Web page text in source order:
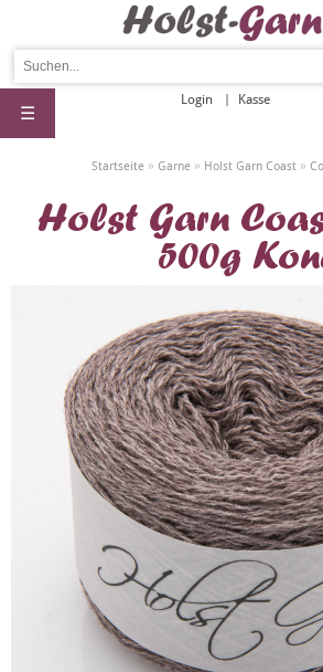
Login Kasse
☰
Startseite » Garne » Holst Garn Coast »
Holst Garn
500g